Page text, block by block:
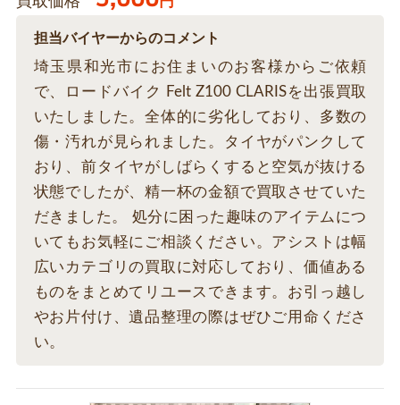
担当バイヤーからのコメント
埼玉県和光市にお住まいのお客様からご依頼
で、ロードバイク Felt Z100 CLARISを出張買取
いたしました。全体的に劣化しており、多数の
傷・汚れが見られました。タイヤがパンクして
おり、前タイヤがしばらくすると空気が抜ける
状態でしたが、精一杯の金額で買取させていた
だきました。 処分に困った趣味のアイテムにつ
いてもお気軽にご相談ください。アシストは幅
広いカテゴリの買取に対応しており、価値ある
ものをまとめてリユースできます。お引っ越し
やお片付け、遺品整理の際はぜひご用命くださ
い。